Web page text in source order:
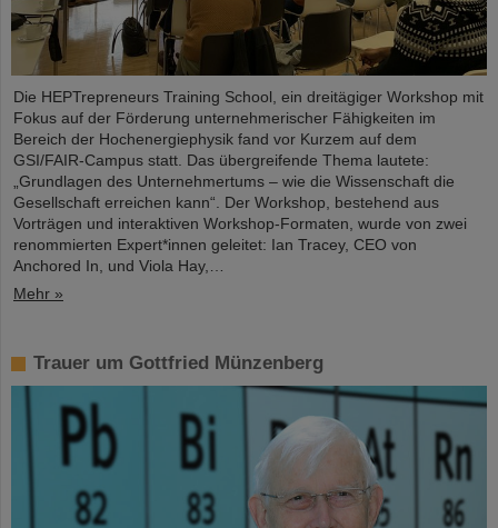
Die HEPTrepreneurs Training School, ein dreitägiger Workshop mit
Fokus auf der Förderung unternehmerischer Fähigkeiten im
Bereich der Hochenergiephysik fand vor Kurzem auf dem
GSI/FAIR-Campus statt. Das übergreifende Thema lautete:
„Grundlagen des Unternehmertums – wie die Wissenschaft die
Gesellschaft erreichen kann“. Der Workshop, bestehend aus
Vorträgen und interaktiven Workshop-Formaten, wurde von zwei
renommierten Expert*innen geleitet: Ian Tracey, CEO von
Anchored In, und Viola Hay,…
Mehr »
Trauer um Gottfried Münzenberg